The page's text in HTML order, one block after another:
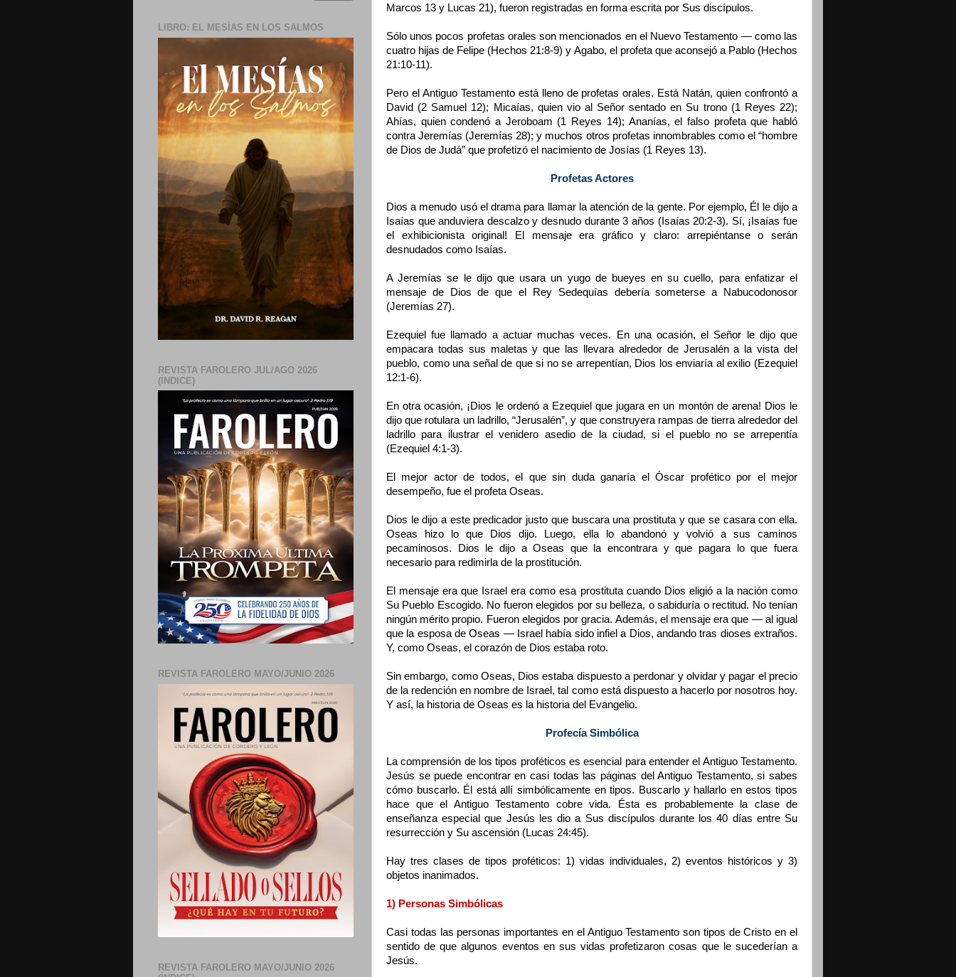
Marcos 13 y Lucas 21), fueron registradas en forma escrita por Sus discípulos.
Sólo unos pocos profetas orales son mencionados en el Nuevo Testamento — como las
cuatro hijas de Felipe (Hechos 21:8-9) y Agabo, el profeta que aconsejó a Pablo (Hechos
21:10-11).
Pero el Antiguo Testamento está lleno de profetas orales. Está Natán, quien confrontó a
David (2 Samuel 12); Micaías, quien vio al Señor sentado en Su trono (1 Reyes 22);
Ahías, quien condenó a Jeroboam (1 Reyes 14); Ananías, el falso profeta que habló
contra Jeremías (Jeremías 28); y muchos otros profetas innombrables como el “hombre
de Dios de Judá” que profetizó el nacimiento de Josías (1 Reyes 13).
Profetas Actores
Dios a menudo usó el drama para llamar la atención de la gente. Por ejemplo, Él le dijo a
Isaías que anduviera descalzo y desnudo durante 3 años (Isaías 20:2-3). Sí, ¡Isaías fue
el exhibicionista original! El mensaje era gráfico y claro: arrepiéntanse o serán
desnudados como Isaías.
A Jeremías se le dijo que usara un yugo de bueyes en su cuello, para enfatizar el
mensaje de Dios de que el Rey Sedequías debería someterse a Nabucodonosor
(Jeremías 27).
Ezequiel fue llamado a actuar muchas veces. En una ocasión, el Señor le dijo que
empacara todas sus maletas y que las llevara alrededor de Jerusalén a la vista del
pueblo, como una señal de que si no se arrepentían, Dios los enviaría al exilio (Ezequiel
12:1-6).
En otra ocasión, ¡Dios le ordenó a Ezequiel que jugara en un montón de arena! Dios le
dijo que rotulara un ladrillo, “Jerusalén”, y que construyera rampas de tierra alrededor del
ladrillo para ilustrar el venidero asedio de la ciudad, si el pueblo no se arrepentía
(Ezequiel 4:1-3).
El mejor actor de todos, el que sin duda ganaría el Óscar profético por el mejor
desempeño, fue el profeta Oseas.
Dios le dijo a este predicador justo que buscara una prostituta y que se casara con ella.
Oseas hizo lo que Dios dijo. Luego, ella lo abandonó y volvió a sus caminos
pecaminosos. Dios le dijo a Oseas que la encontrara y que pagara lo que fuera
necesario para redimirla de la prostitución.
El mensaje era que Israel era como esa prostituta cuando Dios eligió a la nación como
Su Pueblo Escogido. No fueron elegidos por su belleza, o sabiduría o rectitud. No tenían
ningún mérito propio. Fueron elegidos por gracia. Además, el mensaje era que — al igual
que la esposa de Oseas — Israel había sido infiel a Dios, andando tras dioses extraños.
Y, como Oseas, el corazón de Dios estaba roto.
Sin embargo, como Oseas, Dios estaba dispuesto a perdonar y olvidar y pagar el precio
de la redención en nombre de Israel, tal como está dispuesto a hacerlo por nosotros hoy.
Y así, la historia de Oseas es la historia del Evangelio.
Profecía Simbólica
La comprensión de los tipos proféticos es esencial para entender el Antiguo Testamento.
Jesús se puede encontrar en casi todas las páginas del Antiguo Testamento, si sabes
cómo buscarlo. Él está allí simbólicamente en tipos. Buscarlo y hallarlo en estos tipos
hace que el Antiguo Testamento cobre vida. Ésta es probablemente la clase de
enseñanza especial que Jesús les dio a Sus discípulos durante los 40 días entre Su
resurrección y Su ascensión (Lucas 24:45).
Hay tres clases de tipos proféticos: 1) vidas individuales, 2) eventos históricos y 3)
objetos inanimados.
1) Personas Simbólicas
Casi todas las personas importantes en el Antiguo Testamento son tipos de Cristo en el
sentido de que algunos eventos en sus vidas profetizaron cosas que le sucederían a
Jesús.
LIBRO: EL MESÍAS EN LOS SALMOS
REVISTA FAROLERO JUL/AGO 2026
(ÍNDICE)
REVISTA FAROLERO MAYO/JUNIO 2026
REVISTA FAROLERO MAYO/JUNIO 2026